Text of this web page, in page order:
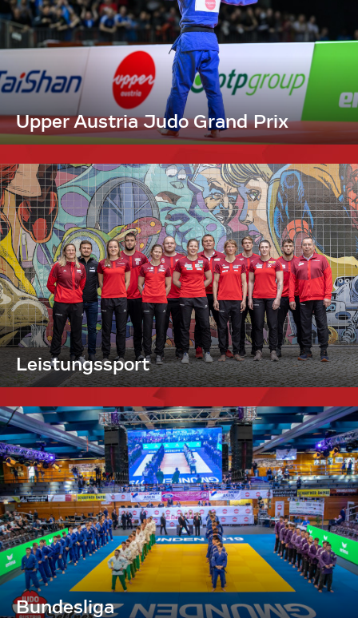
Upper Austria Judo Grand Prix
Leistungssport
Bundesliga